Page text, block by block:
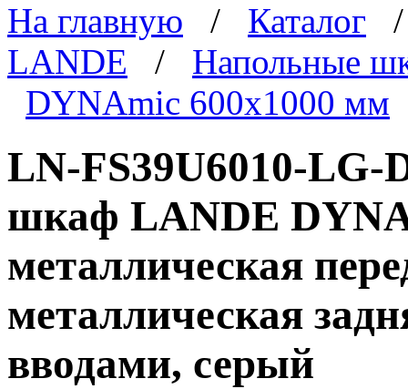
На главную / Каталог
LANDE / Напольные
DYNAmic 600x1000 мм
LN-FS39U6010-
шкаф LANDE
металлическая
металлическая
вводами, серый